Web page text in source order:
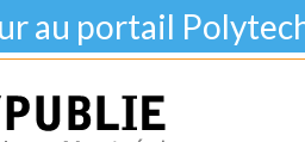
au portail